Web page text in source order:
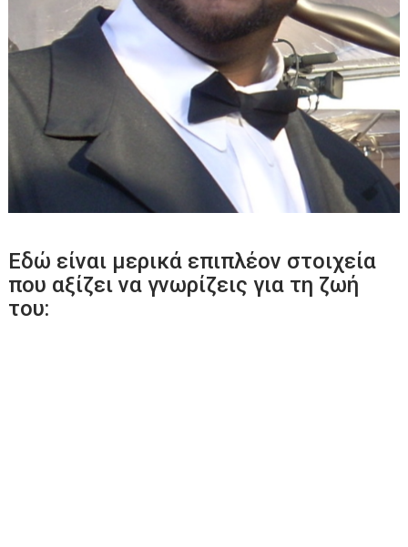
Εδώ είναι μερικά επιπλέον στοιχεία
που αξίζει να γνωρίζεις για τη ζωή
του: